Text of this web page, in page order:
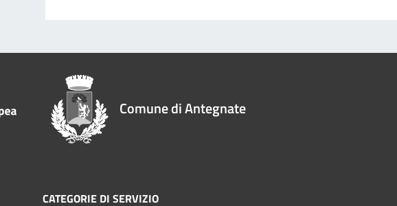
Comune di Antegnate
CATEGORIE DI SERVIZIO